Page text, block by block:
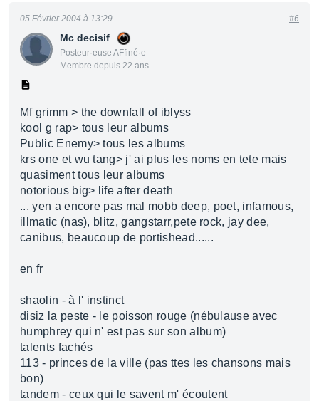
Mc decisif
Posteur·euse AFfiné·e
Membre depuis 22 ans
05 Février 2004 à 13:29 #6
Mf grimm > the downfall of iblyss
kool g rap> tous leur albums
Public Enemy> tous les albums
krs one et wu tang> j' ai plus les noms en tete mais
quasiment tous leur albums
notorious big> life after death
... yen a encore pas mal mobb deep, poet, infamous,
illmatic (nas), blitz, gangstarr,pete rock, jay dee,
canibus, beaucoup de portishead......
en fr
shaolin - à l' instinct
disiz la peste - le poisson rouge (nébulause avec
humphrey qui n' est pas sur son album)
talents fachés
113 - princes de la ville (pas ttes les chansons mais
bon)
tandem - ceux qui le savent m' écoutent